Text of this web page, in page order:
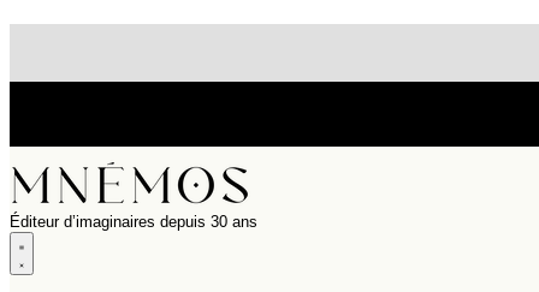
Éditeur d’imaginaires depuis 30 ans